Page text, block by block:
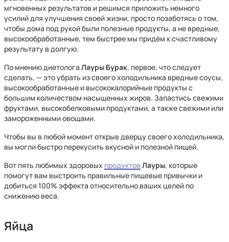
мгновенных результатов и решимся приложить немного
усилий для улучшения своей жизни, просто позаботясь о том,
чтобы дома под рукой были полезные продукты, а не вредные,
высокообработанные, тем быстрее мы придём к счастливому
результату в долгую.
По мнению диетолога Лауры Бурак, первое, что следует
сделать, — это убрать из своего холодильника вредные соусы,
высокообработанные и высококалорийные продукты с
большим количеством насыщенных жиров. Запастись свежими
фруктами, высокобелковыми продуктами, а также свежими или
замороженными овощами.
Чтобы вы в любой момент открыв дверцу своего холодильника,
вы могли быстро перекусить вкусной и полезной пищей.
Вот пять любимых здоровых продуктов Лауры, которые
помогут вам выстроить правильные пищевые привычки и
добиться 100% эффекта относительно ваших целей по
снижению веса.
Яйца